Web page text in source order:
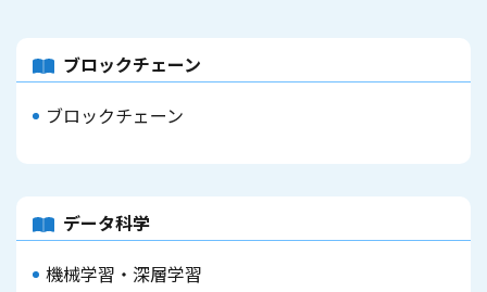
ブロックチェーン
ブロックチェーン
データ科学
機械学習・深層学習